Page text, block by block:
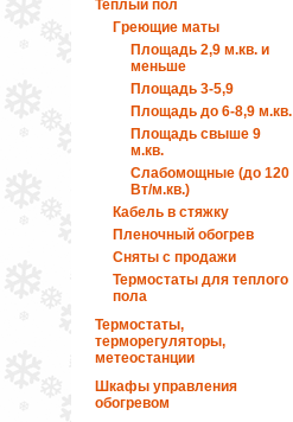
Теплый пол
Греющие маты
Площадь 2,9 м.кв. и
меньше
Площадь 3-5,9
Площадь до 6-8,9 м.кв.
Площадь свыше 9
м.кв.
Слабомощные (до 120
Вт/м.кв.)
Кабель в стяжку
Пленочный обогрев
Сняты с продажи
Термостаты для теплого
пола
Термостаты,
терморегуляторы,
метеостанции
Шкафы управления
обогревом